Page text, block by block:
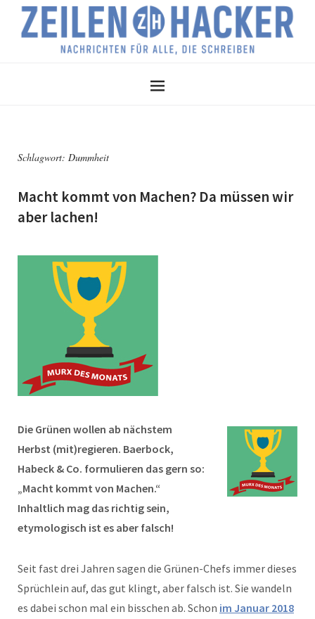
Schlagwort: Dummheit
Macht kommt von Machen? Da müssen wir
aber lachen!
Die Grünen wollen ab nächstem
Herbst (mit)regieren. Baerbock,
Habeck & Co. formulieren das gern so:
„Macht kommt von Machen.“
Inhaltlich mag das richtig sein,
etymologisch ist es aber falsch!
Seit fast drei Jahren sagen die Grünen-Chefs immer dieses
Sprüchlein auf, das gut klingt, aber falsch ist. Sie wandeln
es dabei schon mal ein bisschen ab. Schon im Januar 2018